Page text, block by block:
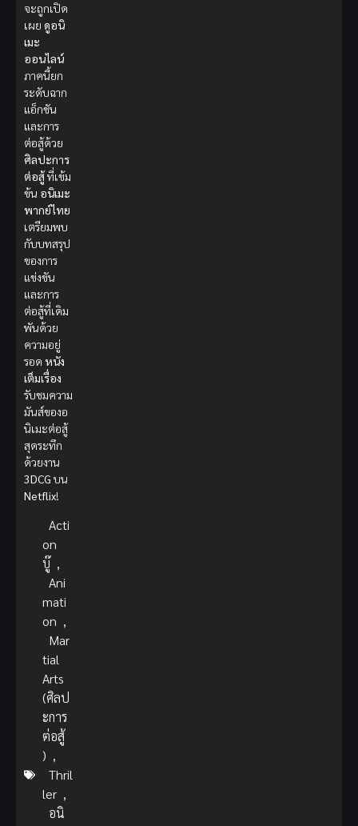
จะถูกเปิด
เผย ดูอนิ
เมะ
ออนไลน์
ภาคนี้ยก
ระดับฉาก
แอ็กชัน
และการ
ต่อสู้ด้วย
ศิลปะการ
ต่อสู้ที่เข้ม
ข้น อนิเมะ
พากย์ไทย
เตรียมพบ
กับบทสรุป
ของการ
แข่งขัน
และการ
ต่อสู้ที่เดิม
พันด้วย
ความอยู่
รอด หนัง
เต็มเรื่อง
รับชมความ
มันส์ของอ
นิเมะต่อสู้
สุดระทึก
ด้วยงาน
3DCG บน
Netflix!
Acti
on
บู๊ ,
Ani
mati
on ,
Mar
tial
Arts
(ศิลป
ะการ
ต่อสู้
) ,
Thril
ler ,
อนิ